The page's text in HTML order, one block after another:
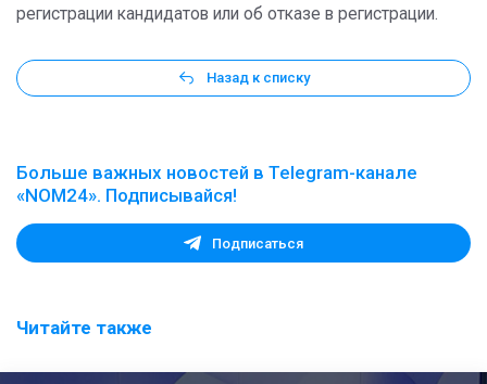
регистрации кандидатов или об отказе в регистрации.
Назад к списку
Больше важных новостей в Telegram-канале
«NOM24». Подписывайся!
Подписаться
Читайте также